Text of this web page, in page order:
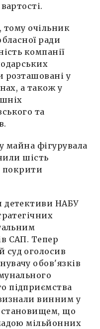
тому очільник
ради
компанії
розташовані у
а також у
та
майна фігурувала
шість
покрити
детективи НАБУ
САП. Тепер
оголосив
обов'язків
підприємства
винним у
що
мільйонних